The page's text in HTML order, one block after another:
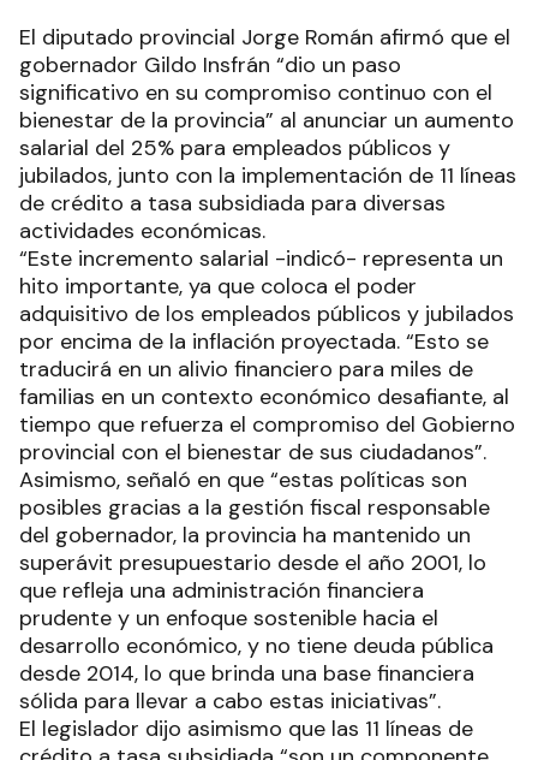
El diputado provincial Jorge Román afirmó que el
gobernador Gildo Insfrán “dio un paso
significativo en su compromiso continuo con el
bienestar de la provincia” al anunciar un aumento
salarial del 25% para empleados públicos y
jubilados, junto con la implementación de 11 líneas
de crédito a tasa subsidiada para diversas
actividades económicas.
“Este incremento salarial -indicó- representa un
hito importante, ya que coloca el poder
adquisitivo de los empleados públicos y jubilados
por encima de la inflación proyectada. “Esto se
traducirá en un alivio financiero para miles de
familias en un contexto económico desafiante, al
tiempo que refuerza el compromiso del Gobierno
provincial con el bienestar de sus ciudadanos”.
Asimismo, señaló en que “estas políticas son
posibles gracias a la gestión fiscal responsable
del gobernador, la provincia ha mantenido un
superávit presupuestario desde el año 2001, lo
que refleja una administración financiera
prudente y un enfoque sostenible hacia el
desarrollo económico, y no tiene deuda pública
desde 2014, lo que brinda una base financiera
sólida para llevar a cabo estas iniciativas”.
El legislador dijo asimismo que las 11 líneas de